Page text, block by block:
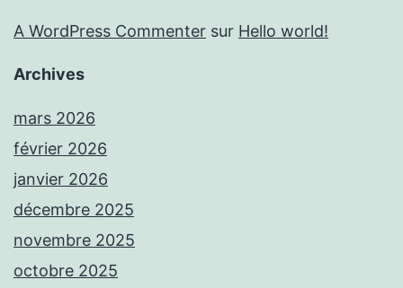
A WordPress Commenter sur Hello world!
Archives
mars 2026
février 2026
janvier 2026
décembre 2025
novembre 2025
octobre 2025